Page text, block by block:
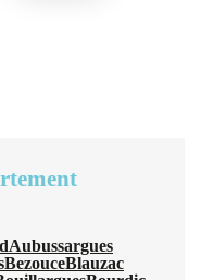
Aubussargues
BezouceBlauzac